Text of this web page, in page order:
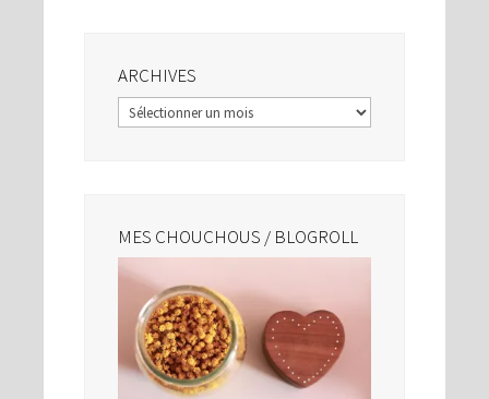
ARCHIVES
Archives
MES CHOUCHOUS / BLOGROLL